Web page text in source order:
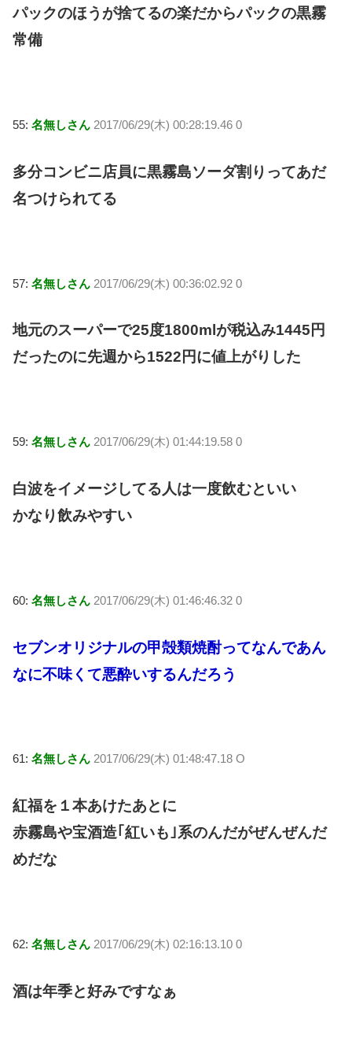
パックのほうが捨てるの楽だからパックの黒霧
常備
55: 名無しさん 2017/06/29(木) 00:28:19.46 0
多分コンビニ店員に黒霧島ソーダ割りってあだ
名つけられてる
57: 名無しさん 2017/06/29(木) 00:36:02.92 0
地元のスーパーで25度1800mlが税込み1445円
だったのに先週から1522円に値上がりした
59: 名無しさん 2017/06/29(木) 01:44:19.58 0
白波をイメージしてる人は一度飲むといい
かなり飲みやすい
60: 名無しさん 2017/06/29(木) 01:46:46.32 0
セブンオリジナルの甲殻類焼酎ってなんであん
なに不味くて悪酔いするんだろう
61: 名無しさん 2017/06/29(木) 01:48:47.18 O
紅福を１本あけたあとに
赤霧島や宝酒造｢紅いも｣系のんだがぜんぜんだ
めだな
62: 名無しさん 2017/06/29(木) 02:16:13.10 0
酒は年季と好みですなぁ